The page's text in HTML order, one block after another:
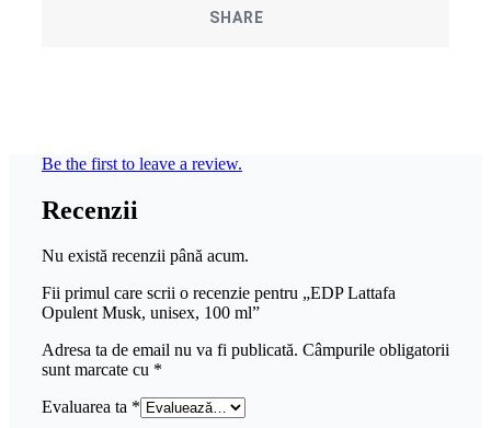
SHARE
Be the first to leave a review.
Recenzii
Nu există recenzii până acum.
Fii primul care scrii o recenzie pentru „EDP Lattafa
Opulent Musk, unisex, 100 ml”
Adresa ta de email nu va fi publicată. Câmpurile obligatorii
sunt marcate cu *
Evaluarea ta *